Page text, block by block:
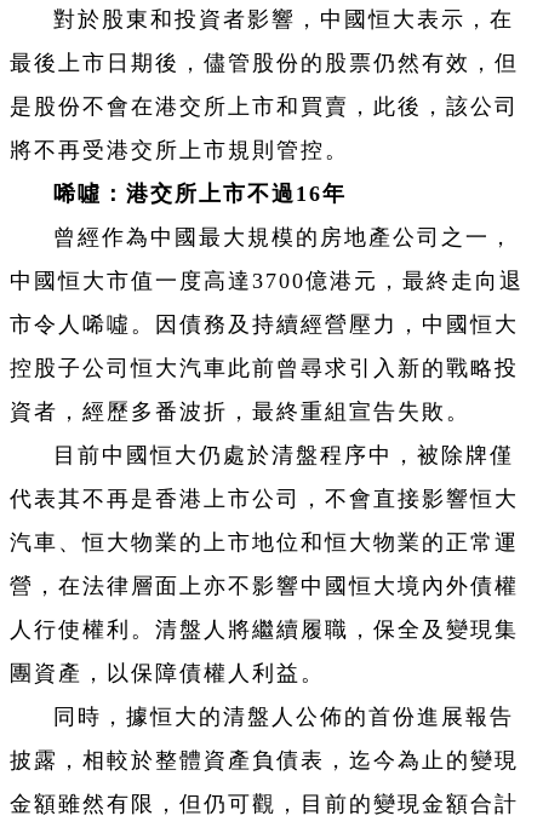
對於股東和投資者影響，中國恒大表示，在
最後上市日期後，儘管股份的股票仍然有效，但
是股份不會在港交所上市和買賣，此後，該公司
將不再受港交所上市規則管控。
唏噓：港交所上市不過16年
曾經作為中國最大規模的房地產公司之一，
中國恒大市值一度高達3700億港元，最終走向退
市令人唏噓。因債務及持續經營壓力，中國恒大
控股子公司恒大汽車此前曾尋求引入新的戰略投
資者，經歷多番波折，最終重組宣告失敗。
目前中國恒大仍處於清盤程序中，被除牌僅
代表其不再是香港上市公司，不會直接影響恒大
汽車、恒大物業的上市地位和恒大物業的正常運
營，在法律層面上亦不影響中國恒大境內外債權
人行使權利。清盤人將繼續履職，保全及變現集
團資產，以保障債權人利益。
同時，據恒大的清盤人公佈的首份進展報告
披露，相較於整體資產負債表，迄今為止的變現
金額雖然有限，但仍可觀，目前的變現金額合計